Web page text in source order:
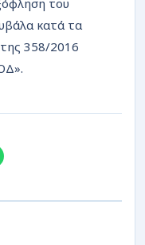
κατά τα
358/2016